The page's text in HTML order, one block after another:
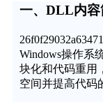
一、DLL内容
Windows操作系
块化和代码重用
空间并提高代码